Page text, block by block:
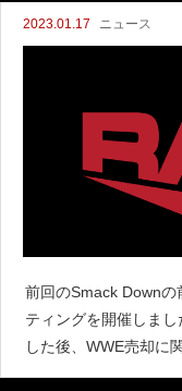
2023.01.17 ニュース
前回のSmack Downの
ティングを開催しま
した後、WWE売却に
じないように、さら